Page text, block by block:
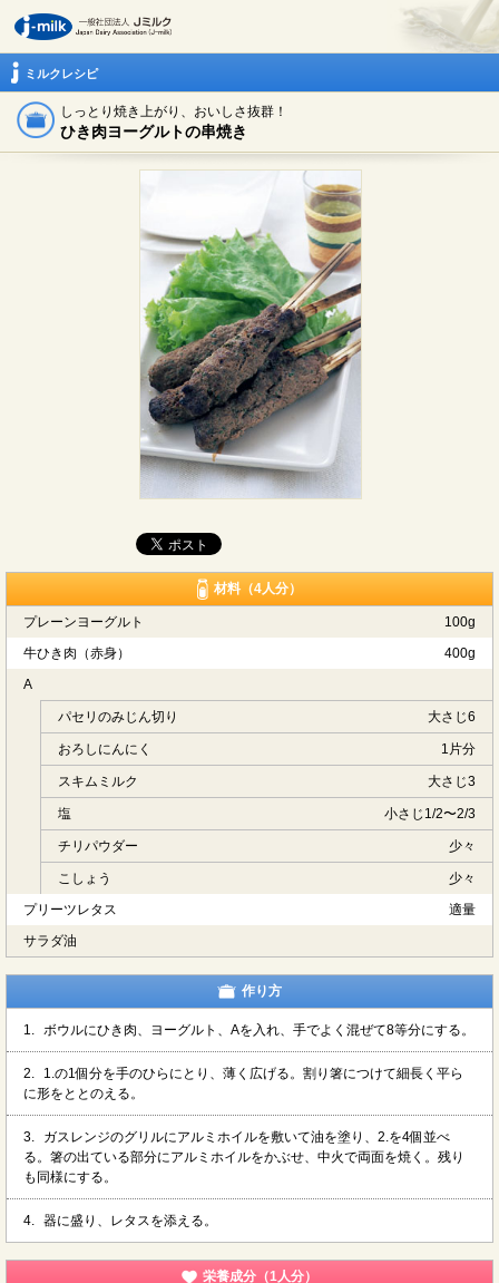
ミルクレシピ
しっとり焼き上がり、おいしさ抜群！
ひき肉ヨーグルトの串焼き
材料（4人分）
プレーンヨーグルト
100g
牛ひき肉（赤身）
400g
A
パセリのみじん切り 大さじ6
おろしにんにく 1片分
スキムミルク 大さじ3
塩 小さじ1/2〜2/3
チリパウダー 少々
こしょう
少々
プリーツレタス
適量
サラダ油
作り方
1. ボウルにひき肉、ヨーグルト、Aを入れ、手でよく混ぜて8等分にする。
2.
1.の1個分を手のひらにとり、薄く広げる。割り箸につけて細長く平ら
に形をととのえる。
3.
ガスレンジのグリルにアルミホイルを敷いて油を塗り、2.を4個並べ
る。箸の出ている部分にアルミホイルをかぶせ、中火で両面を焼く。残り
も同様にする。
4. 器に盛り、レタスを添える。
栄養成分（1人分）